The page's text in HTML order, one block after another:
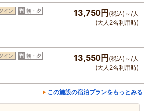
イン 朝・夕 13,750円 (税込)～/人
(大人2名利用時)
イン 朝・夕 13,550円 (税込)～/人
(大人2名利用時)
この施設の宿泊プランをもっとみる